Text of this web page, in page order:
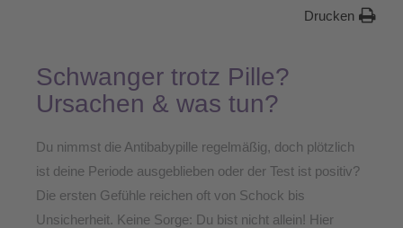
Drucken
Schwanger trotz Pille?
Ursachen & was tun?
Du nimmst die Antibabypille regelmäßig, doch plötzlich
ist deine Periode ausgeblieben oder der Test ist positiv?
Die ersten Gefühle reichen oft von Schock bis
Unsicherheit. Keine Sorge: Du bist nicht allein! Hier